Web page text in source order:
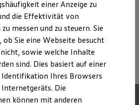
Förderung
Konnektivität
6
Extras
zu Ihrem ID.
Aerodynamik verändern und neben
sowie dem
den Kraftstoffverbrauch, den
CO₂-Emissionen und die
eines Fahrzeugs beeinflussen.
einer Anzeige zu
die Effektivität von
messen und zu steuern. Sie
ob Sie eine Webseite besucht
sowie welche Inhalte
sind. Dies basiert auf einer
Identifikation Ihres Browsers
Die
können mit anderen